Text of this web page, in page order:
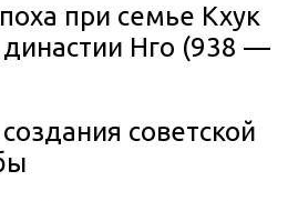
при семье Кхук
Нго (938 —
советской